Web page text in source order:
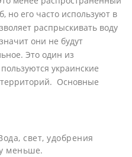
но его часто используют в
распрыскивать воду
они не будут
Это один из
украинские
Основные
свет, удобрения
меньше.